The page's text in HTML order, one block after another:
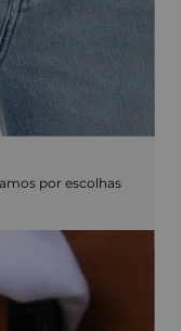
por escolhas